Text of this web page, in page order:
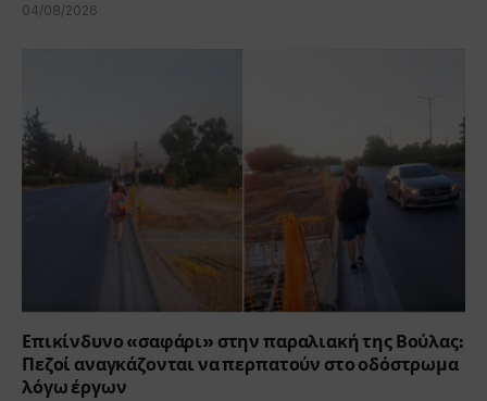
04/08/2026
Επικίνδυνο «σαφάρι» στην παραλιακή της Βούλας:
Πεζοί αναγκάζονται να περπατούν στο οδόστρωμα
λόγω έργων